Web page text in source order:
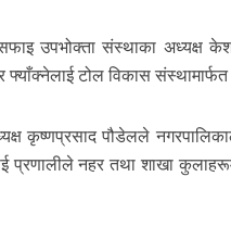
उपभोक्ता संस्थाका अध्यक्ष
टोल विकास
कृष्णप्रसाद पौडेलले
नहर तथा शाखा